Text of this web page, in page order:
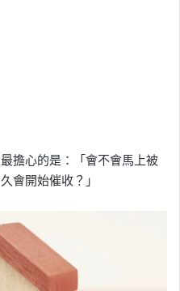
擔心的是：「會不會馬上被
會開始催收？」